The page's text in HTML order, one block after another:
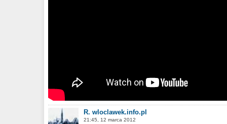
R. wloclawek.info.pl
21:45, 12 marca 2012